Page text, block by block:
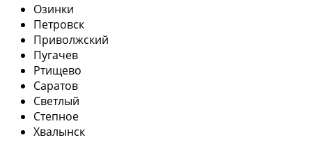
Озинки
Петровск
Приволжский
Пугачев
Ртищево
Саратов
Светлый
Степное
Хвалынск